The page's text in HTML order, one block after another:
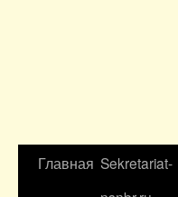
Главная Sekretariat-